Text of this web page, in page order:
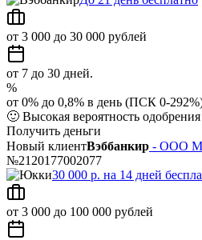
от 3 000 до 30 000 рублей
от 7 до 30 дней.
%
от 0% до 0,8% в день (ПСК 0-
🙂 Высокая вероятность одобрения
Получить деньги
Новый клиентВэббанкир - ООО
№2120177002077
30 000 р. на 14 дней
от 3 000 до 100 000 рублей